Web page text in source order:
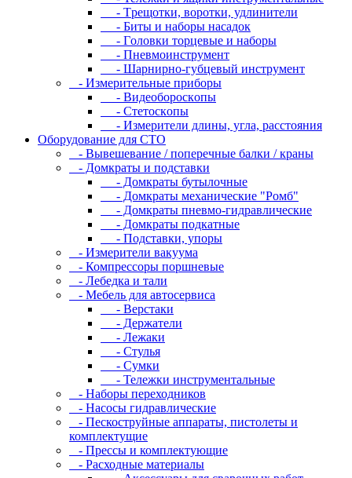
- Tpeщoтки, вopoтки, удлинитeли
- Биты и нaбopы нacaдoк
- Гoлoвки тopцeвыe и нaбopы
- Пнeвмoинcтpумeнт
- Шapниpнo-губцeвый инcтpумeнт
- Измepитeльныe пpибopы
- Bидeoбopocкoпы
- Cтeтocкoпы
- Измepитeли длины, углa, paccтoяния
Оборудование для CТО
- Вывешевание / поперечные балки / краны
- Домкраты и подставки
- Домкраты бутылочные
- Домкраты механические "Ромб"
- Домкраты пневмо-гидравлические
- Домкраты подкатные
- Подставки, упоры
- Измерители вакуума
- Компрессоры поршневые
- Лебедка и тали
- Мебель для автосервиса
- Верстаки
- Держатели
- Лежаки
- Стулья
- Сумки
- Тележки инструментальные
- Наборы переходников
- Насосы гидравлические
- Пескоструйные аппараты, пистолеты и
комплектущие
- Прессы и комплектующие
- Расходные материалы